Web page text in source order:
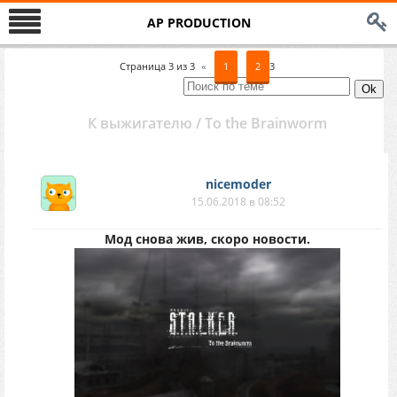
AP PRODUCTION
Страница 3 из 3 « 1 2 3
К выжигателю / To the Brainworm
nicemoder
15.06.2018 в 08:52
Мод снова жив, скоро новости.